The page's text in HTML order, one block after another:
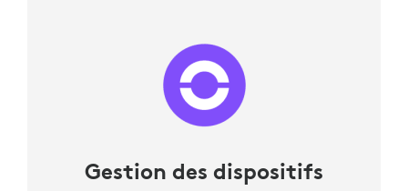
Gestion des dispositifs